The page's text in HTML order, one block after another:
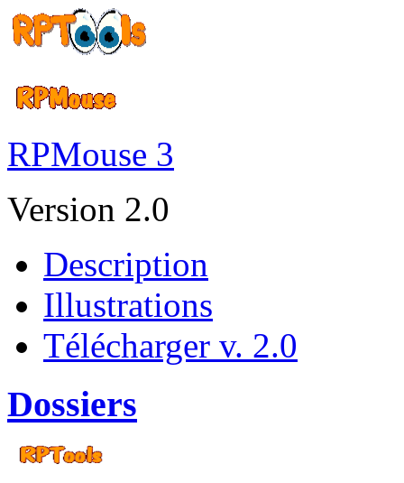
RPMouse 3
Version 2.0
Description
Illustrations
Télécharger v. 2.0
Dossiers